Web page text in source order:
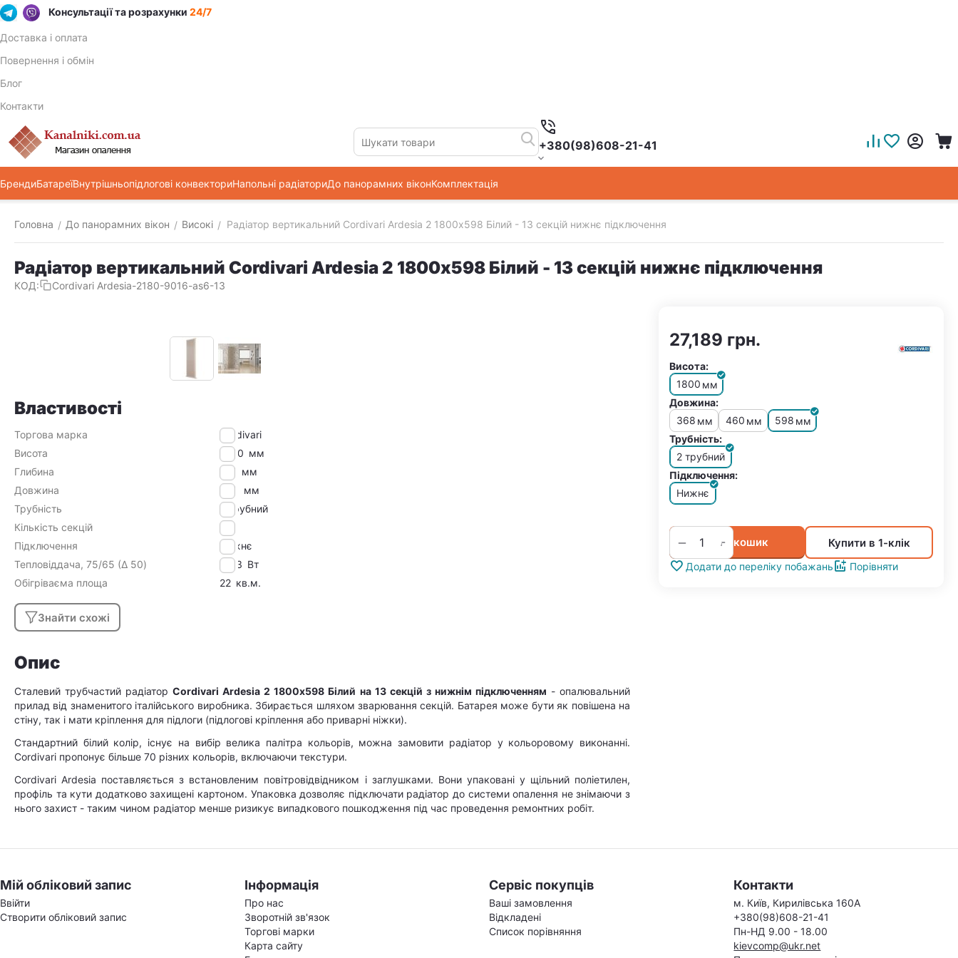
Консультації та розрахунки 24/7
Доставка і оплата
Повернення і обмін
Блог
Контакти
+380(98)608-21-41
БрендиБатареїВнутрішньопідлогові конвекториНапольні радіаториДо панорамних віконКомплектація
Головна / До панорамних вікон / Високі / Радіатор вертикальний Cordivari Ardesia 2 1800х598 Білий - 13 секцій нижнє підключення
Радіатор вертикальний Cordivari Ardesia 2 1800х598 Білий - 13 секцій нижнє підключення
КОД: Cordivari Ardesia-2180-9016-as6-13
27,189 грн.
Висота:
1800 мм
Довжина:
368 мм 460 мм 598 мм
Трубність:
2 трубний
Підключення:
Нижнє
+
− У кошик Купити в 1-клік
Додати до переліку побажань Порівняти
Властивості
Торгова марка
Cordivari
Висота
1800 мм
Глибина
107 мм
Довжина
598
мм
Трубність
2 трубний
Кількість секцій
13
Підключення
Нижнє
Тепловіддача, 75/65 (Δ 50)
1743 Вт
Обігріваєма площа
22 кв.м.
Знайти схожі
Опис
Сталевий трубчастий радіаторCordivari Ardesia 2 1800х598 Білий на 13 секцій з нижнім підключенням - опалювальний
прилад від знаменитого італійського виробника. Збирається шляхом зварювання секцій. Батарея може бути як повішена на
стіну, так і мати кріплення для підлоги (підлогові кріплення або приварні ніжки).
Стандартний білий колір, існує на вибір велика палітра кольорів, можна замовити радіатор у кольоровому виконанні.
Cordivari пропонує більше 70 різних кольорів, включаючи текстури.
Cordivari Ardesia поставляється з встановленим повітровідвідником і заглушками. Вони упаковані у щільний поліетилен,
профіль та кути додатково захищені картоном. Упаковка дозволяє підключати радіатор до системи опалення не знімаючи з
нього захист - таким чином радіатор менше ризикує випадкового пошкодження під час проведення ремонтних робіт.
Мій обліковий запис
Ввійти
Створити обліковий запис
Інформація
Про нас
Зворотній зв'язок
Торгові марки
Карта сайту
Сервіс покупців
Ваші замовлення
Відкладені
Список порівняння
Контакти
м. Київ, Кирилівська 160А
+380(98)608-21-41
Пн-НД 9.00 - 18.00
kievcomp@ukr.net